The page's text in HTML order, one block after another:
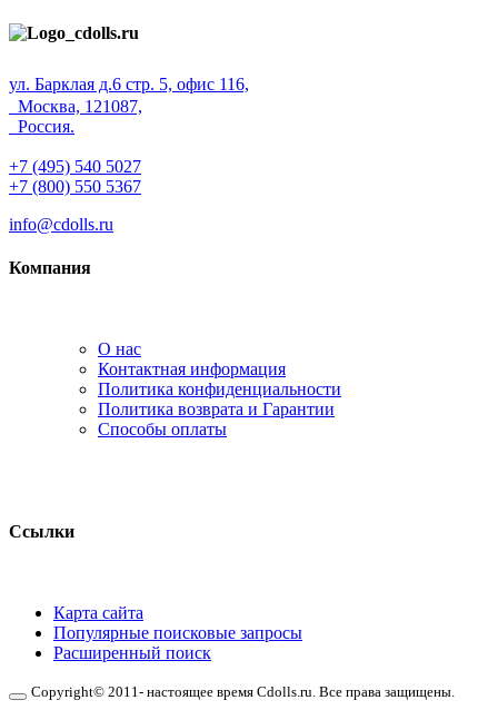
ул. Барклая д.6 стр. 5, офис 116,
Москва, 121087,
Россия.
+7 (495) 540 5027
+7 (800) 550 5367
info@cdolls.ru
Компания
О нас
Контактная информация
Политика конфиденциальности
Политика возврата и Гарантии
Способы оплаты
Ссылки
Карта сайта
Популярные поисковые запросы
Расширенный поиск
Copyright© 2011- настоящее время Cdolls.ru. Все права защищены.